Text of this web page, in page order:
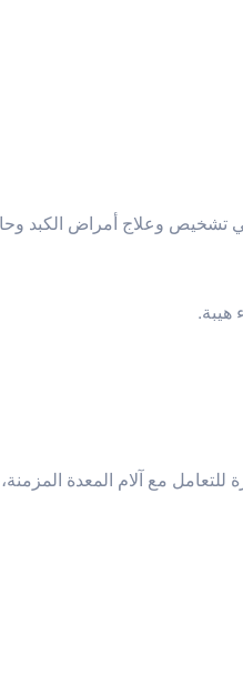
وعلاج أمراض الكبد
هيبة.
مع آلام المعدة